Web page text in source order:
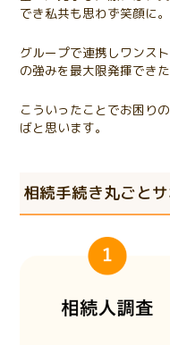
でき私共も思わず笑顔に。
グループで連携しワンス
の強みを最大限発揮でき
こういったことでお困り
ばと思います。
相続手続き丸ごと